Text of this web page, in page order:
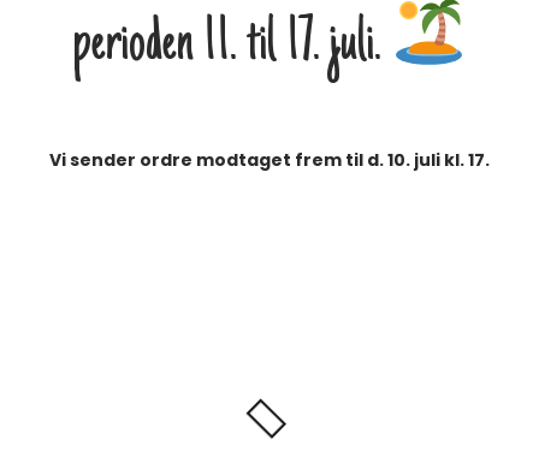
perioden 11. til 17. juli.
Vi sender ordre modtaget frem til d. 10. juli kl. 17.